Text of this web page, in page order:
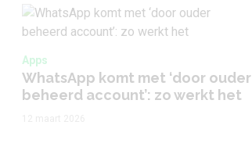
Apps
WhatsApp komt met ‘door ouder
beheerd account’: zo werkt het